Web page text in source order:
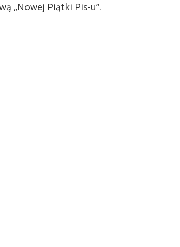
„Nowej Piątki Pis-u”.